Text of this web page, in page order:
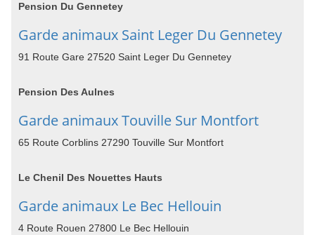
Pension Du Gennetey
Garde animaux Saint Leger Du Gennetey
91 Route Gare 27520 Saint Leger Du Gennetey
Pension Des Aulnes
Garde animaux Touville Sur Montfort
65 Route Corblins 27290 Touville Sur Montfort
Le Chenil Des Nouettes Hauts
Garde animaux Le Bec Hellouin
4 Route Rouen 27800 Le Bec Hellouin